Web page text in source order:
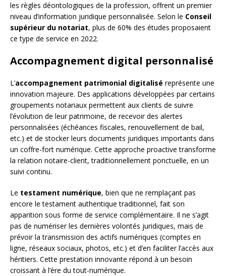
les règles déontologiques de la profession, offrent un premier
niveau d’information juridique personnalisée. Selon le Conseil
supérieur du notariat, plus de 60% des études proposaient
ce type de service en 2022.
Accompagnement digital personnalisé
L’accompagnement patrimonial digitalisé représente une
innovation majeure. Des applications développées par certains
groupements notariaux permettent aux clients de suivre
l’évolution de leur patrimoine, de recevoir des alertes
personnalisées (échéances fiscales, renouvellement de bail,
etc.) et de stocker leurs documents juridiques importants dans
un coffre-fort numérique. Cette approche proactive transforme
la relation notaire-client, traditionnellement ponctuelle, en un
suivi continu.
Le testament numérique, bien que ne remplaçant pas
encore le testament authentique traditionnel, fait son
apparition sous forme de service complémentaire. Il ne s’agit
pas de numériser les dernières volontés juridiques, mais de
prévoir la transmission des actifs numériques (comptes en
ligne, réseaux sociaux, photos, etc.) et d’en faciliter l’accès aux
héritiers. Cette prestation innovante répond à un besoin
croissant à l’ère du tout-numérique.